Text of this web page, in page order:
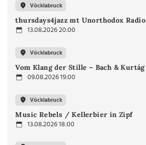
Vöcklabruck
thursdays4jazz mt Unorthodox Radio
13.08.2026 20:00
Vöcklabruck
Vom Klang der Stille – Bach & Kurtág
09.08.2026 19:00
Vöcklabruck
Music Rebels / Kellerbier in Zipf
13.08.2026 18:00